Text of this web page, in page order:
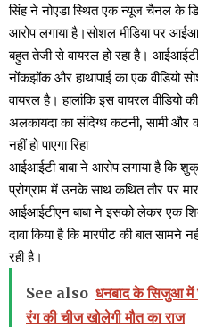
सिंह ने नोएडा स्थित एक न्यूज चैनल के
आरोप लगाया है।सोशल मीडिया पर
बहुत तेजी से वायरल हो रहा है।
नोंकझोंक और हाथापाई का एक वीडियो
वायरल है। हालांकि इस वायरल वीडियो
अलकायदा का संदिग्ध कटनी, सामी और
नहीं हो पाएगा रिहा
आईआईटी बाबा ने आरोप लगाया है कि
प्रोग्राम में उनके साथ कथित तौर पर
आईआईटीएन बाबा ने इसको लेकर एक
दावा किया है कि मारपीट की बात
रही है।
See also धनबाद के सिजुआ में
रंग की चीज खोलेगी मौत का राज